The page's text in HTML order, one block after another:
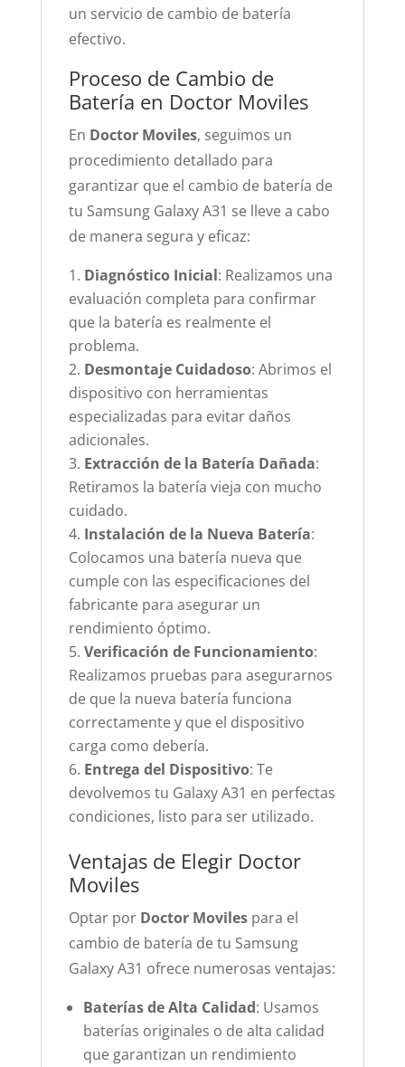
un servicio de cambio de batería
efectivo.
Proceso de Cambio de
Batería en Doctor Moviles
En Doctor Moviles, seguimos un
procedimiento detallado para
garantizar que el cambio de batería de
tu Samsung Galaxy A31 se lleve a cabo
de manera segura y eficaz:
Diagnóstico Inicial: Realizamos una
evaluación completa para confirmar
que la batería es realmente el
problema.
Desmontaje Cuidadoso: Abrimos el
dispositivo con herramientas
especializadas para evitar daños
adicionales.
Extracción de la Batería Dañada:
Retiramos la batería vieja con mucho
cuidado.
Instalación de la Nueva Batería:
Colocamos una batería nueva que
cumple con las especificaciones del
fabricante para asegurar un
rendimiento óptimo.
Verificación de Funcionamiento:
Realizamos pruebas para asegurarnos
de que la nueva batería funciona
correctamente y que el dispositivo
carga como debería.
Entrega del Dispositivo: Te
devolvemos tu Galaxy A31 en perfectas
condiciones, listo para ser utilizado.
Ventajas de Elegir Doctor
Moviles
Optar por Doctor Movilespara el
cambio de batería de tu Samsung
Galaxy A31 ofrece numerosas ventajas:
Baterías de Alta Calidad: Usamos
baterías originales o de alta calidad
que garantizan un rendimiento